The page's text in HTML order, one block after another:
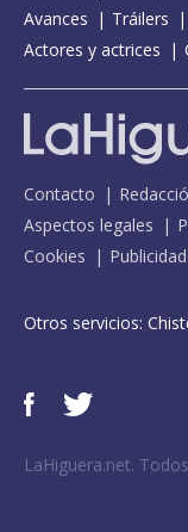
Avances
Tráilers
Actores y actrices
Contacto
Aspectos legales
Cookies
Otros servicios:
LaHiguera.net.